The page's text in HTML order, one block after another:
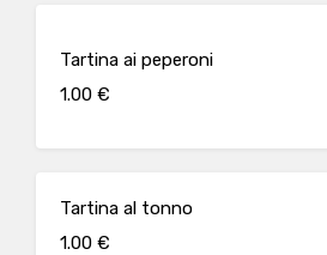
Tartina ai peperoni
1.00 €
Tartina al tonno
1.00 €